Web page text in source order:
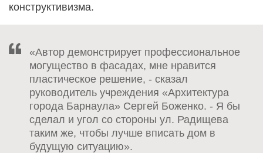
конструктивизма.
«Автор демонстрирует профессиональное
могущество в фасадах, мне нравится
пластическое решение, - сказал
руководитель учреждения «Архитектура
города Барнаула» Сергей Боженко. - Я бы
сделал и угол со стороны ул. Радищева
таким же, чтобы лучше вписать дом в
будущую ситуацию».